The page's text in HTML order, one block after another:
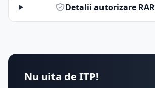
Detalii autorizare
Nu uita de ITP!